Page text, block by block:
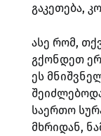
გაკეთება,
ასე რომ,
გქონდეთ
ეს
საერთო
მხრიდან,